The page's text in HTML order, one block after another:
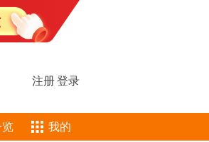
注册登录
览 我的